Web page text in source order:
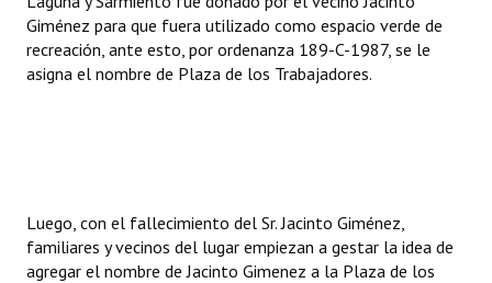
Giménez para que fuera utilizado como espacio verde de
recreación, ante esto, por ordenanza 189-C-1987, se le
asigna el nombre de Plaza de los Trabajadores.
Luego, con el fallecimiento del Sr. Jacinto Giménez,
familiares y vecinos del lugar empiezan a gestar la idea de
agregar el nombre de Jacinto Gimenez a la Plaza de los